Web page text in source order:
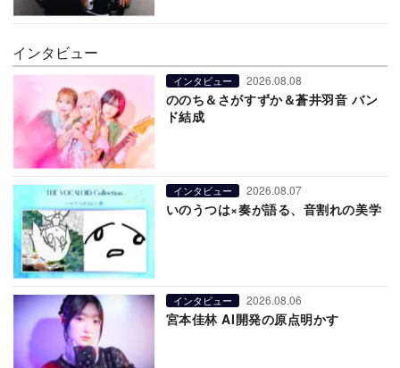
インタビュー
インタビュー 2026.08.08
ののち＆さがすずか＆蒼井羽音 バン
ド結成
インタビュー 2026.08.07
いのうつは×奏が語る、音割れの美学
インタビュー 2026.08.06
宮本佳林 AI開発の原点明かす